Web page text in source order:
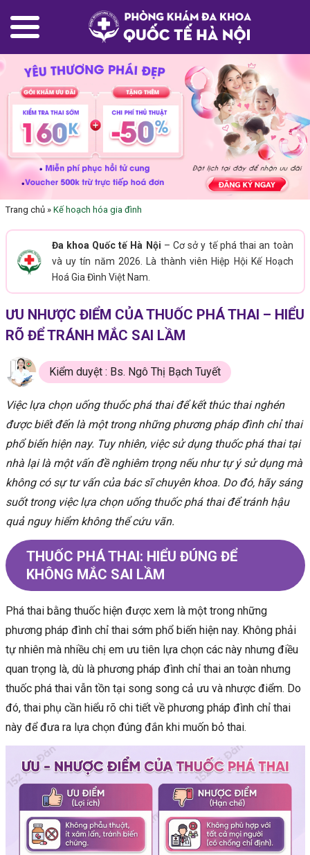
Trang chủ» Kế hoạch hóa gia đình
Đa khoa Quốc tế Hà Nội – Cơ sở y tế phá thai an toàn
và uy tín năm 2026. Là thành viên Hiệp Hội Kế Hoạch
Hoá Gia Đình Việt Nam.
ƯU NHƯỢC ĐIỂM CỦA THUỐC PHÁ THAI – HIỂU
RÕ ĐỂ TRÁNH MẮC SAI LẦM
Kiểm duyệt : Bs. Ngô Thị Bạch Tuyết
Việc lựa chọn uống thuốc phá thai để kết thúc thai nghén
được biết đến là một trong những phương pháp đình chỉ thai
phổ biến hiện nay. Tuy nhiên, việc sử dụng thuốc phá thai tại
nhà lại là một vấn đề nghiêm trọng nếu như tự ý sử dụng mà
không có sự tư vấn của bác sĩ chuyên khoa. Do đó, hãy sáng
suốt trong việc lựa chọn uống thuốc phá thai để tránh hậu
quả nguy hiểm không thể cứu vãn.
THUỐC PHÁ THAI: HIỂU ĐÚNG ĐỂ
KHÔNG MẮC SAI LẦM
Phá thai bằng thuốc hiện được xem là một trong những
phương pháp đình chỉ thai sớm phổ biến hiện nay. Không phải
tự nhiên mà nhiều chị em ưu tiên lựa chọn các này nhưng điều
quan trọng là, dù là phương pháp đình chỉ thai an toàn nhưng
thuốc phá thai vẫn tồn tại song song cả ưu và nhược điểm. Do
đó, thai phụ cần hiểu rõ chi tiết về phương pháp đình chỉ thai
này để đưa ra lựa chọn đúng đắn khi muốn bỏ thai.